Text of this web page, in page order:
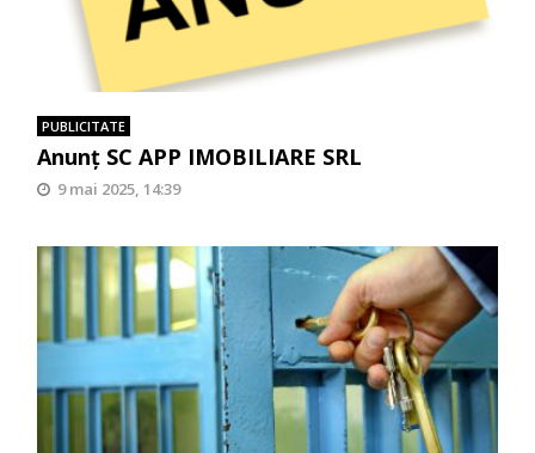
PUBLICITATE
Anunţ SC APP IMOBILIARE SRL
9 mai 2025, 14:39